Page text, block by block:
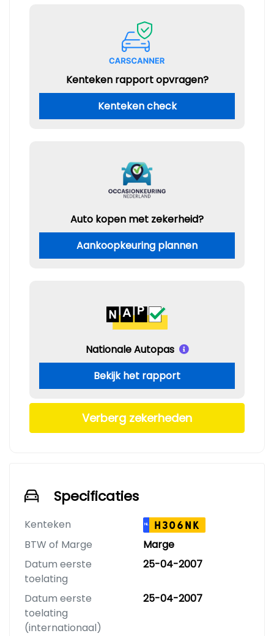
Kenteken rapport opvragen?
Kenteken check
Auto kopen met zekerheid?
Aankoopkeuring plannen
Nationale Autopas
Bekijk het rapport
Verberg zekerheden
Specificaties
Kenteken NL H306NK
BTW of Marge
Marge
Datum eerste
toelating
25-04-2007
Datum eerste
toelating
(internationaal)
25-04-2007